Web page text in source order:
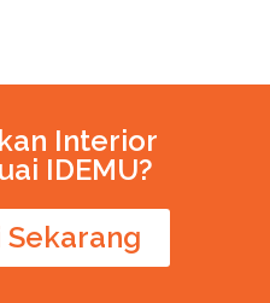
Interior
IDEMU?
Sekarang